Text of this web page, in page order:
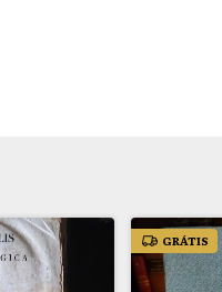
GRÁTIS